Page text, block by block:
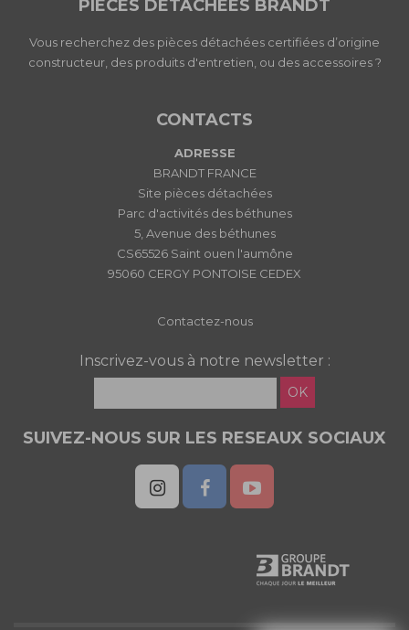
PIECES DETACHEES BRANDT
Vous recherchez des pièces détachées certifiées d’origine
constructeur, des produits d'entretien, ou des accessoires ?
CONTACTS
ADRESSE
BRANDT FRANCE
Site pièces détachées
Parc d'activités des béthunes
5, Avenue des béthunes
CS65526 Saint ouen l'aumône
95060 CERGY PONTOISE CEDEX
Contactez-nous
Inscrivez-vous à notre newsletter :
OK
SUIVEZ-NOUS SUR LES RESEAUX SOCIAUX